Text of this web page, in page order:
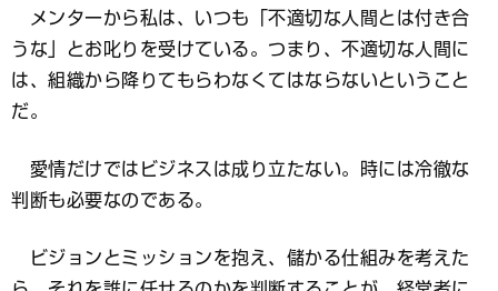
メンターから私は、いつも「不適切な人間とは付き合
うな」とお叱りを受けている。つまり、不適切な人間に
は、組織から降りてもらわなくてはならないということ
だ。
愛情だけではビジネスは成り立たない。時には冷徹な
判断も必要なのである。
ビジョンとミッションを抱え、儲かる仕組みを考えた